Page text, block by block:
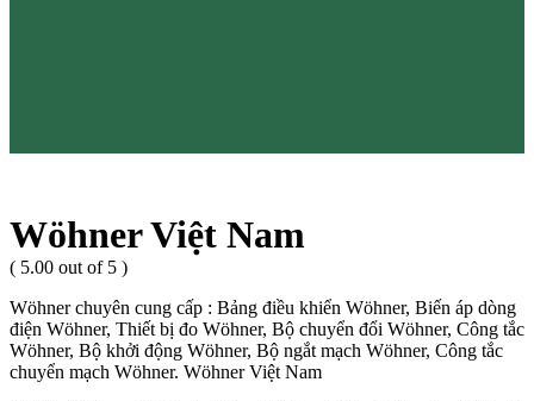
Wöhner Việt Nam
( 5.00 out of 5 )
Wöhner chuyên cung cấp : Bảng điều khiển Wöhner, Biến áp dòng
điện Wöhner, Thiết bị đo Wöhner, Bộ chuyển đổi Wöhner, Công tắc
Wöhner, Bộ khởi động Wöhner, Bộ ngắt mạch Wöhner, Công tắc
chuyển mạch Wöhner. Wöhner Việt Nam